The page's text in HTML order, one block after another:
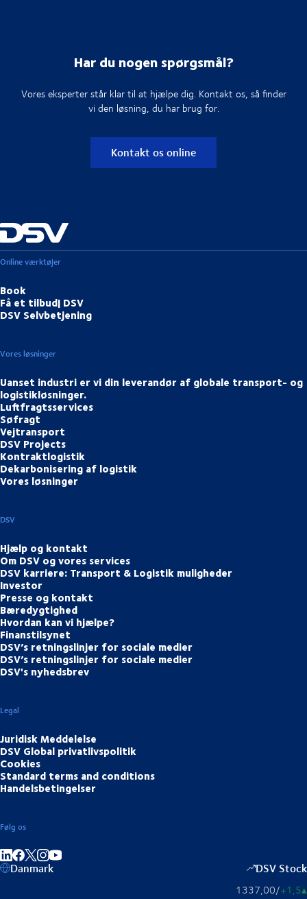
Har du nogen spørgsmål?
Vores eksperter står klar til at hjælpe dig. Kontakt os, så finder
vi den løsning, du har brug for.
Kontakt os online
Online værktøjer
Book
Få et tilbud| DSV
DSV Selvbetjening
Vores løsninger
Uanset industri er vi din leverandør af globale transport- og
logistikløsninger.
Luftfragtsservices
Søfragt
Vejtransport
DSV Projects
Kontraktlogistik
Dekarbonisering af logistik
Vores løsninger
DSV
Hjælp og kontakt
Om DSV og vores services
DSV karriere: Transport & Logistik muligheder
Investor
Presse og kontakt
Bæredygtighed
Hvordan kan vi hjælpe?
Finanstilsynet
DSV’s retningslinjer for sociale medier
DSV’s retningslinjer for sociale medier
DSV's nyhedsbrev
Legal
Juridisk Meddelelse
DSV Global privatlivspolitik
Cookies
Standard terms and conditions
Handelsbetingelser
Følg os
Del på LinkedIn
Del på Facebook
Del på Instagram
Del på Youtube
Danmark DSV Stock
1337,00/+1,5▴